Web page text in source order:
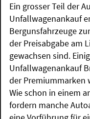
Ein grosser Teil der
Unfallwagenankauf
Bergunsfahrzeuge
der Preisabgabe am
gewachsen sind.
Unfallwagenankauf
der Premiummarken
Wie schon in einem
fordern manche